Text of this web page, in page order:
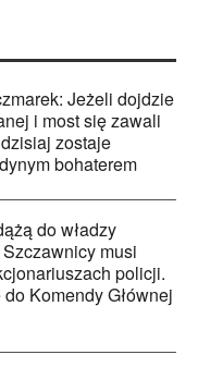
Jeżeli dojdzie
i most się zawali
zostaje
bohaterem
do władzy
musi
policji.
Komendy Głównej